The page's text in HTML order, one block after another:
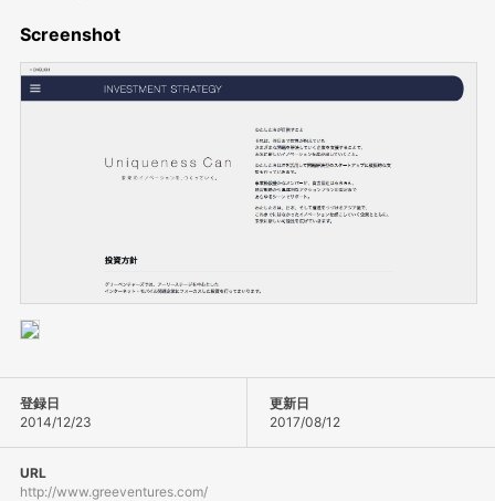
Screenshot
登録日
2014/12/23
更新日
2017/08/12
URL
http://www.greeventures.com/